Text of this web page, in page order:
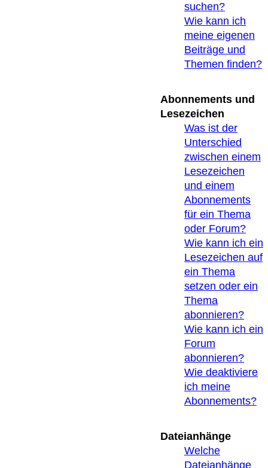
suchen?
Wie kann ich
meine eigenen
Beiträge und
Themen finden?
Abonnements und
Lesezeichen
Was ist der
Unterschied
zwischen einem
Lesezeichen
und einem
Abonnements
für ein Thema
oder Forum?
Wie kann ich ein
Lesezeichen auf
ein Thema
setzen oder ein
Thema
abonnieren?
Wie kann ich ein
Forum
abonnieren?
Wie deaktiviere
ich meine
Abonnements?
Dateianhänge
Welche
Dateianhänge